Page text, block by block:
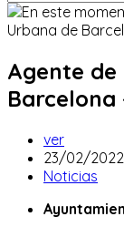
Agente
Barcelona
Autor
de
la
ver
Publicación
de
entrada:
23/02/2022
Categoría
la
Noticias